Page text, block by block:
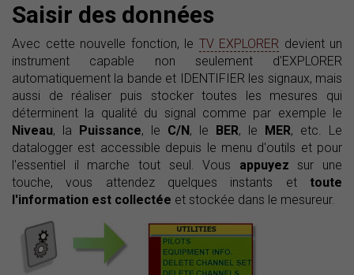
Saisir des données
Avec cette nouvelle fonction, le TV EXPLORER devient un
instrument capable non seulement d'EXPLORER
automatiquement la bande et IDENTIFIER les signaux, mais
aussi de réaliser puis stocker toutes les mesures qui
déterminent la qualité du signal comme par exemple le
Niveau, la Puissance, le C/N, le BER, le MER, etc. Le
datalogger est accessible depuis le menu d'outils et pour
l'essentiel il marche tout seul. Vous appuyez sur une
touche, vous attendez quelques instants et toute
l'information est collectée et stockée dans le mesureur.